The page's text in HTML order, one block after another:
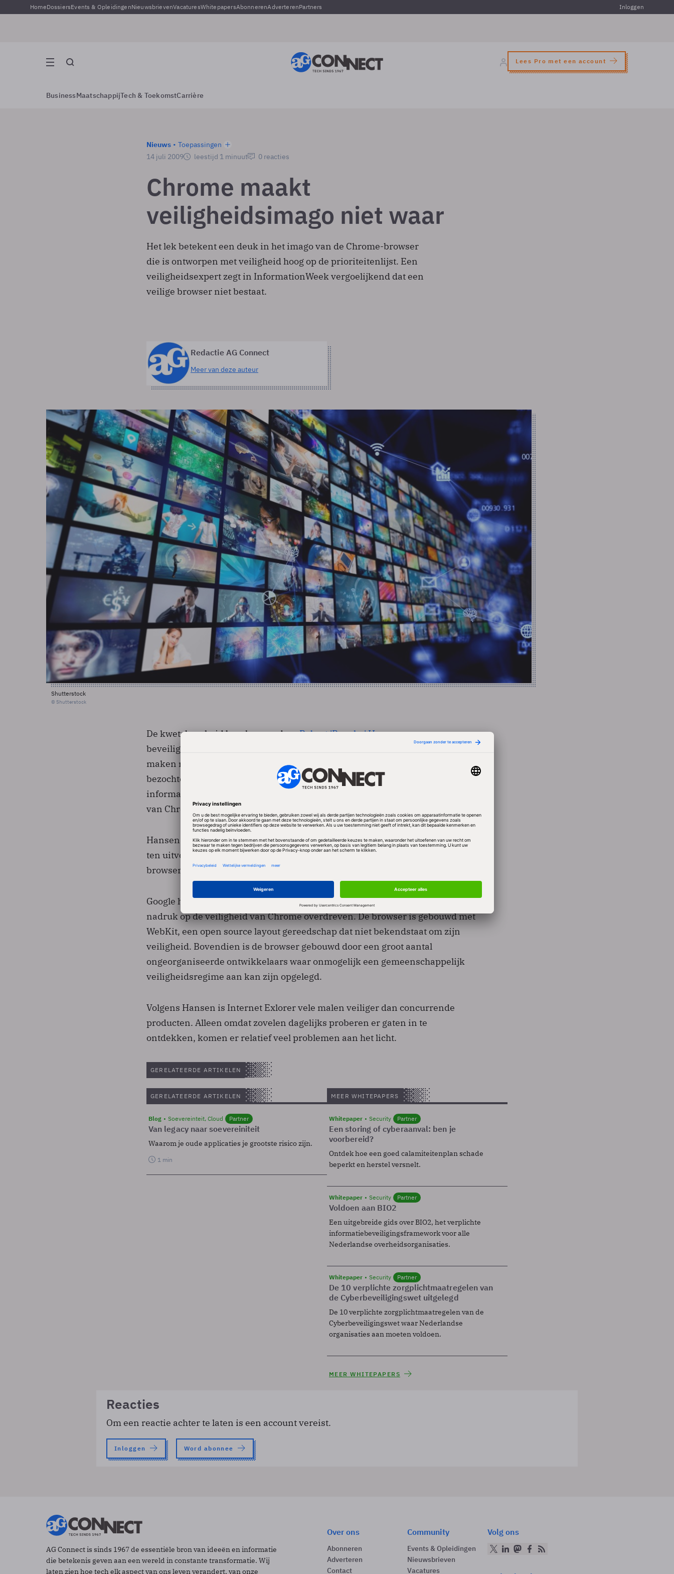
HomeDossiersEvents & OpleidingenNieuwsbrievenVacaturesWhitepapersAbonnerenAdverterenPartners Inloggen
Lees Pro met een account
BusinessMaatschappijTech & ToekomstCarrière
Nieuws
Toepassingen
14 juli 2009
leestijd 1 minuut 0 reacties
Chrome maakt
veiligheidsimago niet waar
Het lek betekent een deuk in het imago van de Chrome-browser
die is ontworpen met veiligheid hoog op de prioriteitenlijst. Een
veiligheidsexpert zegt in InformationWeek vergoelijkend dat een
veilige browser niet bestaat.
Redactie AG Connect
Meer van deze auteur
Shutterstock
© Shutterstock
De kwetsbaarheid beschreven doorRobert 'Rsnake' Hansenvan
beveiligingsbedrijf SecTheory is niet erg gevaarlijk. Om er gebruik van te
maken moet de bezoeker het venster openen dat de broncode van een
bezochte pagina toont. Alleen ontwikkelaars zullen interesse hebben in die
informatie, niet de doorsnee Chrome-gebruiker. Bovendien is het gebruik
van Chrome nog zeer beperkt ten opzichte van andere browsers.
Hansen heeft een proof of concept pagina gemaakt die een JavaScript-popup
ten uitvoer brengt met de tekst "If you can see this, use another
browser...seriously."
Google heeft al aangekondigd het lek snel te dichten. Volgens Hansen is de
nadruk op de veiligheid van Chrome overdreven. De browser is gebouwd met
WebKit, een open source layout gereedschap dat niet bekendstaat om zijn
veiligheid. Bovendien is de browser gebouwd door een groot aantal
ongeorganiseerde ontwikkelaars waar onmogelijk een gemeenschappelijk
veiligheidsregime aan kan zijn opgelegd.
Volgens Hansen is Internet Exlorer vele malen veiliger dan concurrende
producten. Alleen omdat zovelen dagelijks proberen er gaten in te
ontdekken, komen er relatief veel problemen aan het licht.
GERELATEERDE ARTIKELEN
GERELATEERDE ARTIKELEN
Blog Soevereinteit, Cloud Partner
Van legacy naar soevereiniteit
Waarom je oude applicaties je grootste risico zijn.
1 min
MEER WHITEPAPERS
Whitepaper Security Partner
Een storing of cyberaanval: ben je
voorbereid?
Ontdek hoe een goed calamiteitenplan schade
beperkt en herstel versnelt.
Whitepaper Security Partner
Voldoen aan BIO2
Een uitgebreide gids over BIO2, het verplichte
informatiebeveiligingsframework voor alle
Nederlandse overheidsorganisaties.
Whitepaper Security Partner
De 10 verplichte zorgplichtmaatregelen van
de Cyberbeveiligingswet uitgelegd
De 10 verplichte zorgplichtmaatregelen van de
Cyberbeveiligingswet waar Nederlandse
organisaties aan moeten voldoen.
MEER WHITEPAPERS
Reacties
Om een reactie achter te laten is een account vereist.
Inloggen Word abonnee
AG Connect is sinds 1967 de essentiële bron van ideeën en informatie
die betekenis geven aan een wereld in constante transformatie. Wij
laten zien hoe tech elk aspect van ons leven verandert, van onze
Over ons
Abonneren
Adverteren
Contact
Community
Events & Opleidingen
Nieuwsbrieven
Vacatures
Volg ons